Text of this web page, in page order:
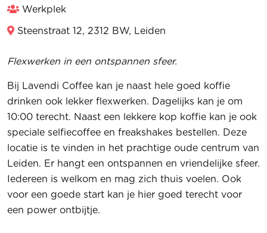
Werkplek
Steenstraat 12, 2312 BW, Leiden
Flexwerken in een ontspannen sfeer.
Bij Lavendi Coffee kan je naast hele goed koffie
drinken ook lekker flexwerken. Dagelijks kan je om
10:00 terecht. Naast een lekkere kop koffie kan je ook
speciale selfiecoffee en freakshakes bestellen. Deze
locatie is te vinden in het prachtige oude centrum van
Leiden. Er hangt een ontspannen en vriendelijke sfeer.
Iedereen is welkom en mag zich thuis voelen. Ook
voor een goede start kan je hier goed terecht voor
een power ontbijtje.